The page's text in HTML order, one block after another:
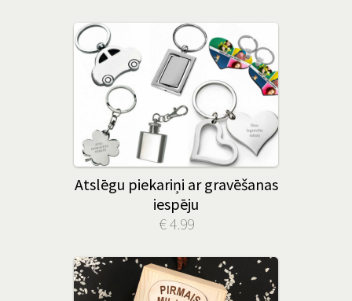
Atslēgu piekariņi ar gravēšanas
iespēju
€ 4.99